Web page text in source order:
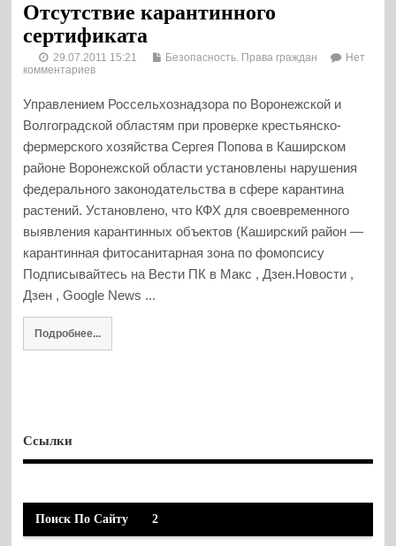
Отсутствие карантинного
сертификата
29.07.2011 15:21 Безопасность. Права граждан
Нет
комментариев
Управлением Россельхознадзора по Воронежской и
Волгоградской областям при проверке крестьянско-
фермерского хозяйства Сергея Попова в Каширском
районе Воронежской области установлены нарушения
федерального законодательства в сфере карантина
растений. Установлено, что КФХ для своевременного
выявления карантинных объектов (Каширский район —
карантинная фитосанитарная зона по фомопсису
Подписывайтесь на Вести ПК в Макс , Дзен.Новости ,
Дзен , Google News ...
Подробнее...
Ссылки
Поиск По Сайту 2